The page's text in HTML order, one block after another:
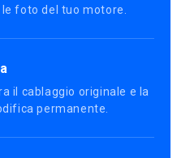
foto del tuo motore.
il cablaggio originale e la
permanente.